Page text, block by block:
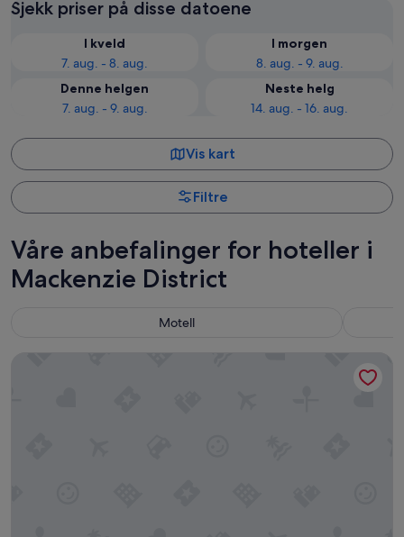
Sjekk priser på disse datoene
I kveld
7. aug. - 8. aug.
I morgen
8. aug. - 9. aug.
Denne helgen
7. aug. - 9. aug.
Neste helg
14. aug. - 16. aug.
Vis kart
Filtre
Våre anbefalinger for hoteller i
Mackenzie District
Motell